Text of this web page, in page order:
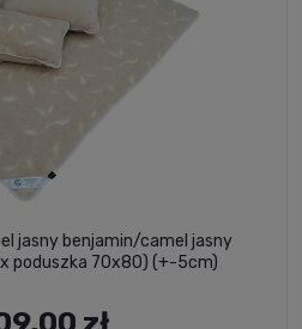
jasny benjamin/camel jasny
poduszka 70x80) (+-5cm)